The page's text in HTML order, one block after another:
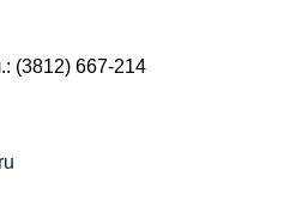
(3812) 667-214